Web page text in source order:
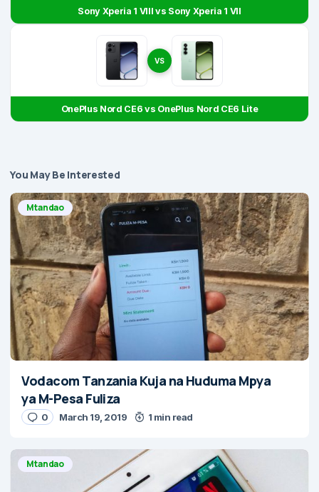
Sony Xperia 1 VIII vs Sony Xperia 1 VII
VS
OnePlus Nord CE6 vs OnePlus Nord CE6 Lite
You May Be Interested
Mtandao
Vodacom Tanzania Kuja na Huduma Mpya
ya M-Pesa Fuliza
0 March 19, 2019 1 min read
Mtandao